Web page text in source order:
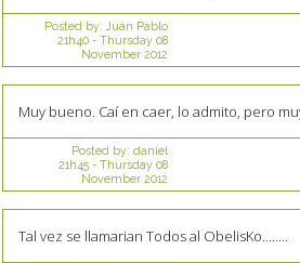
Posted by: Juan Pablo
21h40- Thursday 08
November 2012
Muy bueno. Caí en caer, lo admito, pero
Posted by: daniel
21h45- Thursday 08
November 2012
Tal vez se llamarian Todos al ObelisKo........